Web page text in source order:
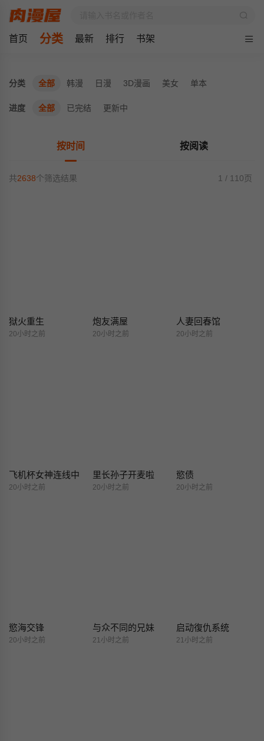
首页 分类 最新 排行 书架
分类 全部 韩漫 日漫 3D漫画 美女 单本
进度 全部 已完结 更新中
按时间 按阅读
1 / 110页
共2638个筛选结果
狱火重生
20小时之前
炮友满屋
20小时之前
人妻回春馆
20小时之前
飞机杯女神连线中
20小时之前
里长孙子开麦啦
20小时之前
慾债
20小时之前
慾海交锋
20小时之前
与众不同的兄妹
21小时之前
启动復仇系统
21小时之前